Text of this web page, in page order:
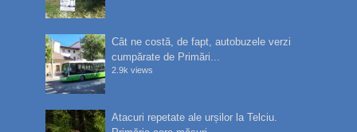
Cât ne costă, de fapt, autobuzele verzi
cumpărate de Primări...
2.9k views
Atacuri repetate ale urșilor la Telciu.